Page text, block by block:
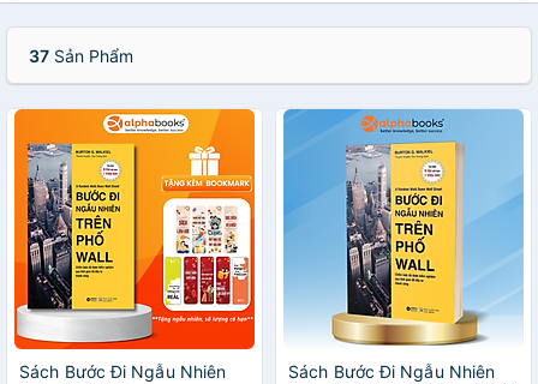
37 Sản Phẩm
Sách Bước Đi Ngẫu Nhiên
Sách Bước Đi Ngẫu Nhiên